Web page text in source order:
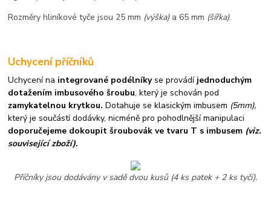
Rozměry hliníkové tyče jsou 25 mm (výška)a 65 mm (šířka).
Uchycení příčníků
Uchycení na integrované podélníkyse provádí jednoduchým
dotažením imbusového šroubu, který je schován pod
zamykatelnou krytkou.Dotahuje se klasickým imbusem (5mm),
který je součástí dodávky, nicméně pro pohodlnější manipulaci
doporučejeme dokoupit šroubovák ve tvaru T s imbusem (viz.
související zboží).
Příčníky jsou dodávány v sadě dvou kusů (4 ks patek + 2 ks tyčí).